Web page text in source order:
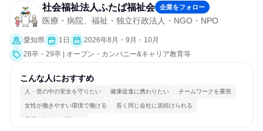
社会福祉法人ふたば福祉会 企業をフォロー
医療・病院、福祉・独立行政法人・NGO・NPO
愛知県 1日
2026年8月・9月・10月
28卒・29卒 | オープン・カンパニー&キャリア教育等
こんな人におすすめ
人・世の中の安全を守りたい 健康促進に携わりたい チームワークを重視
女性が働きやすい環境で働ける 長く同じ会社に居続けられる
目標に追われず働ける